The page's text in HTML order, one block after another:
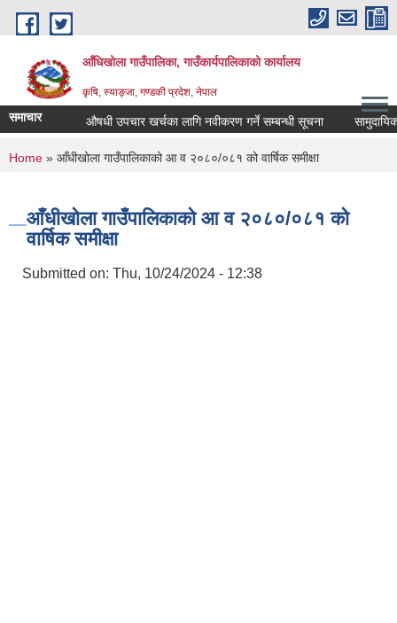
Skip to main content
आँधिखोला गाउँपालिका, गाउँकार्यपालिकाको कार्यालय
कृषि, स्याङ्जा, गण्डकी प्रदेश, नेपाल
समाचार औषधी उपचार खर्चका लागि नवीकरण गर्ने सम्बन्धी सूचना सामुदायिक
You are here
Home » आँधीखोला गाउँपालिकाको आ व २०८०/०८१ को वार्षिक समीक्षा
आँधीखोला गाउँपालिकाको आ व २०८०/०८१ को
वार्षिक समीक्षा
Submitted on: Thu, 10/24/2024 - 12:38